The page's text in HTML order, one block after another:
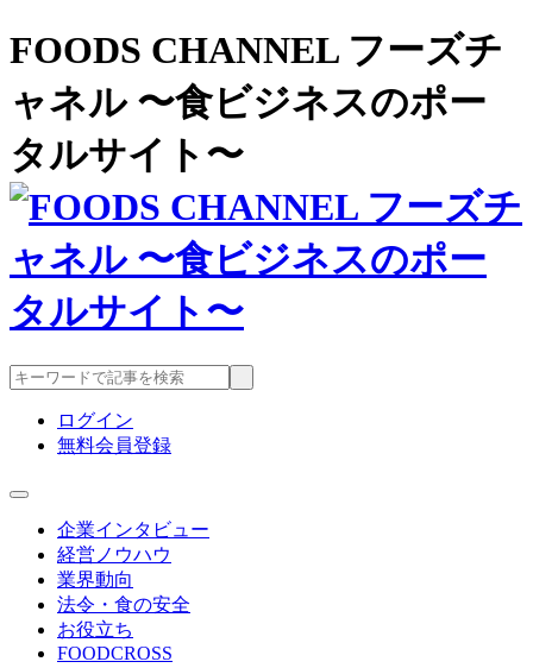
FOODS CHANNEL フーズチ
ャネル 〜食ビジネスのポー
タルサイト〜
ログイン
無料会員登録
企業インタビュー
経営ノウハウ
業界動向
法令・食の安全
お役立ち
FOODCROSS